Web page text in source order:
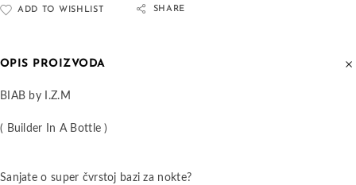
ADD TO WISHLIST SHARE
OPIS PROIZVODA
BIAB by I.Z.M
( Builder In A Bottle )
Sanjate o super čvrstoj bazi za nokte?